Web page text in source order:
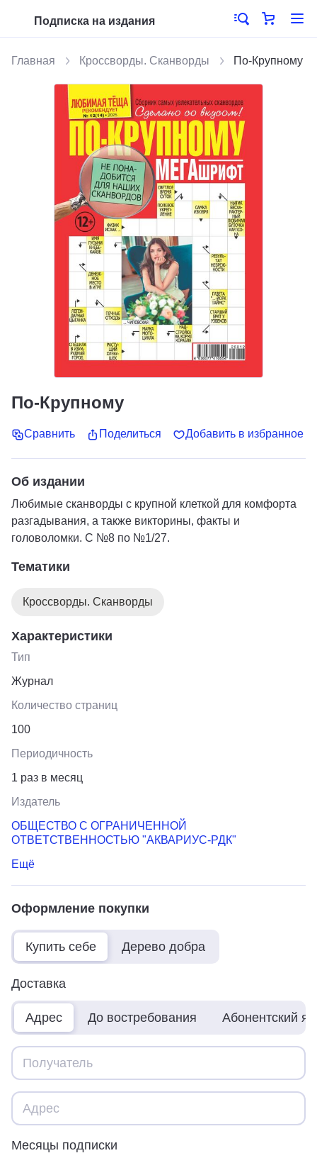
Подписка на издания
Главная Кроссворды. Сканворды По-Крупному
По-Крупному
Сравнить Поделиться Добавить в избранное
Об издании
Любимые сканворды с крупной клеткой для комфорта
разгадывания, а также викторины, факты и
головоломки. С №8 по №1/27.
Тематики
Кроссворды. Сканворды
Характеристики
Тип
Журнал
Количество страниц
100
Периодичность
1 раз в месяц
Издатель
ОБЩЕСТВО С ОГРАНИЧЕННОЙ
ОТВЕТСТВЕННОСТЬЮ "АКВАРИУС-РДК"
Ещё
Оформление покупки
Купить себе Дерево добра
Доставка
Адрес До востребования Абонентский
Месяцы подписки